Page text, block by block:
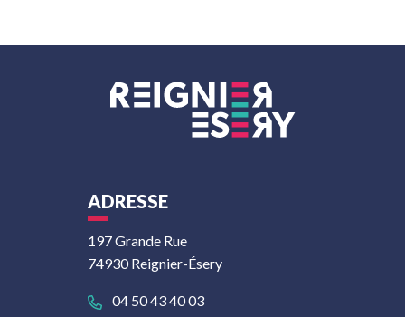
ADRESSE
197 Grande Rue
74930 Reignier-Ésery
04 50 43 40 03